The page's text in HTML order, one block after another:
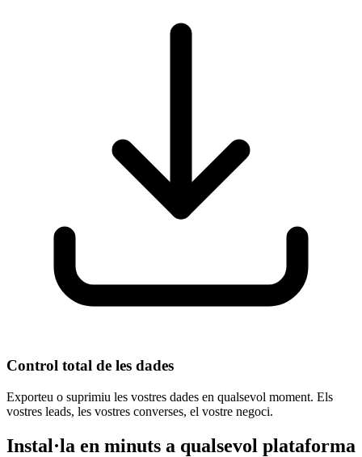
Control total de les dades
Exporteu o suprimiu les vostres dades en qualsevol moment. Els
vostres leads, les vostres converses, el vostre negoci.
Instal·la en minuts a qualsevol plataforma